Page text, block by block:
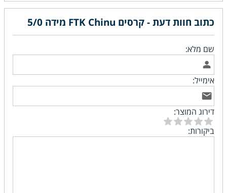
כתוב חוות דעת - קרסים FTK Chinu מידה 5/0
שם מלא:
אימייל:
דירוג המוצר:
ביקורות: